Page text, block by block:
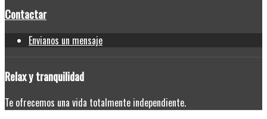
Contactar
Envianos un mensaje
Relaxy tranquilidad
Te ofrecemos una vida totalmente independiente.